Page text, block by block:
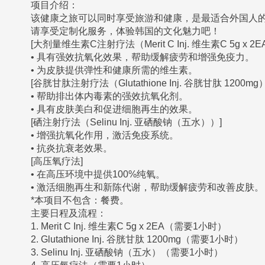
项目介绍：
该健康之旅可以同时享受旅游和健康，是最适合外国人的
请享受定制化服务，体验韩国的文化魅力吧！
[大剂量维生素C注射疗法（Merit C Inj. 维生素C 5g x
• 具有强效抗氧化效果，帮助缓解疲劳和增强免疫力。
• 为皮肤提供弹性和健康所需的维生素。
[谷胱甘肽注射疗法（Glutathione Inj. 谷胱甘肽 1200mg
• 帮助排出体内毒素的强效抗氧化剂。
• 具有皮肤美白和促进细胞再生的效果。
[硒注射疗法（Selinu Inj. 亚硒酸钠（五水））]
• 增强抗氧化作用，激活免疫系统。
• 抗炎抗衰老效果。
[高压氧疗法]
• 在高压环境中提供100%纯氧。
• 激活细胞再生和新陈代谢，帮助缓解疲劳和改善皮肤。
*本项目不包含：餐费。
主要日程及流程：
1. Merit C Inj. 维生素C 5g x 2EA（需要1小时）
2. Glutathione Inj. 谷胱甘肽 1200mg（需要1小时）
3. Selinu Inj. 亚硒酸钠（五水）（需要1小时）